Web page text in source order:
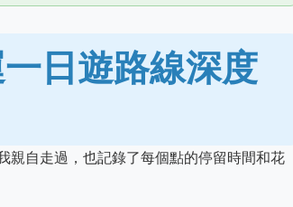
日遊路線深度
親自走過，也記錄了每個點的停留時間和花